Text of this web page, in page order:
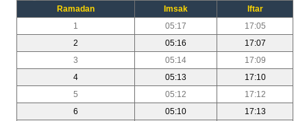
Ramadan Imsak
Iftar
1
05:17
17:05
2
05:16
17:07
3
05:14
17:09
4
05:13
17:10
5
05:12
17:12
6
05:10
17:13